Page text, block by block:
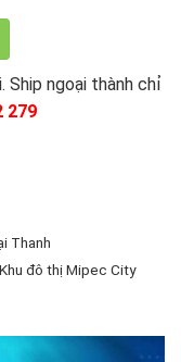
Ship ngoại thành chỉ
279
Thanh
đô thị Mipec City